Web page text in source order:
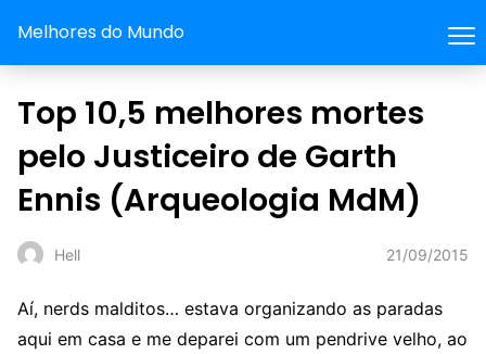
Melhores do Mundo
Top 10,5 melhores mortes
pelo Justiceiro de Garth
Ennis (Arqueologia MdM)
Hell 21/09/2015
Aí, nerds malditos… estava organizando as paradas
aqui em casa e me deparei com um pendrive velho, ao